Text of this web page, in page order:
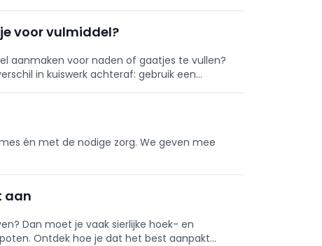
voor vulmiddel?
aanmaken voor naden of gaatjes te vullen?
in kuiswerk achteraf: gebruik een
én met de nodige zorg. We geven mee
aan
Dan moet je vaak sierlijke hoek- en
Ontdek hoe je dat het best aanpakt